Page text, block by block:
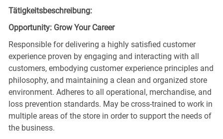
Tätigkeitsbeschreibung:
Opportunity: Grow Your Career
Responsible for delivering a highly satisfied customer
experience proven by engaging and interacting with all
customers, embodying customer experience principles and
philosophy, and maintaining a clean and organized store
environment. Adheres to all operational, merchandise, and
loss prevention standards. May be cross-trained to work in
multiple areas of the store in order to support the needs of
the business.